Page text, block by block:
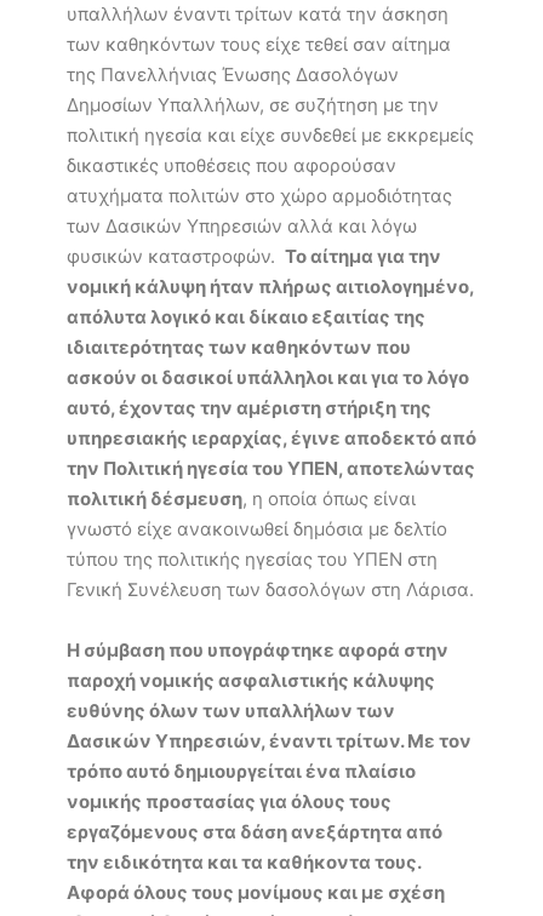
υπαλλήλων έναντι τρίτων κατά την άσκηση
των καθηκόντων τους είχε τεθεί σαν αίτημα
της Πανελλήνιας Ένωσης Δασολόγων
Δημοσίων Υπαλλήλων, σε συζήτηση με την
πολιτική ηγεσία και είχε συνδεθεί με εκκρεμείς
δικαστικές υποθέσεις που αφορούσαν
ατυχήματα πολιτών στο χώρο αρμοδιότητας
των Δασικών Υπηρεσιών αλλά και λόγω
φυσικών καταστροφών. Το αίτημα για την
νομική κάλυψη ήταν πλήρως αιτιολογημένο,
απόλυτα λογικό και δίκαιο εξαιτίας της
ιδιαιτερότητας των καθηκόντων που
ασκούν οι δασικοί υπάλληλοι και για το λόγο
αυτό, έχοντας την αμέριστη στήριξη της
υπηρεσιακής ιεραρχίας, έγινε αποδεκτό από
την Πολιτική ηγεσία του ΥΠΕΝ, αποτελώντας
πολιτική δέσμευση, η οποία όπως είναι
γνωστό είχε ανακοινωθεί δημόσια με δελτίο
τύπου της πολιτικής ηγεσίας του ΥΠΕΝ στη
Γενική Συνέλευση των δασολόγων στη Λάρισα.
Η σύμβαση που υπογράφτηκε αφορά στην
παροχή νομικής ασφαλιστικής κάλυψης
ευθύνης όλων των υπαλλήλων των
Δασικών Υπηρεσιών, έναντι τρίτων. Με τον
τρόπο αυτό δημιουργείται ένα πλαίσιο
νομικής προστασίας για όλους τους
εργαζόμενους στα δάση ανεξάρτητα από
την ειδικότητα και τα καθήκοντα τους.
Αφορά όλους τους μονίμους και με σχέση